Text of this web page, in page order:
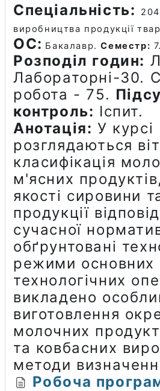
Спеціальність:
виробництва продукції
ОС: Бакалавр.Семестр: 7.
Розподіл годин:
Лабораторні-30.
робота - 75.
контроль: Іспит.
Анотація: У курсі
розглядаються
класифікація
м'ясних
якості сировини
продукції
сучасної
обґрунтовані
режими основних
технологічних
викладено
виготовлення
молочних
та ковбасних
методи
Робоча